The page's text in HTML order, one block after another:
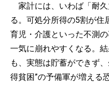
家計には、いわば「耐
る。可処分所得の5割が住
育児・介護といった不測
一気に崩れやすくなる。
も、実態は貯蓄ができず
得貧困”の予備軍が増える